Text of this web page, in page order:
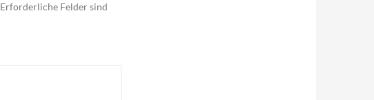
Erforderliche Felder sind